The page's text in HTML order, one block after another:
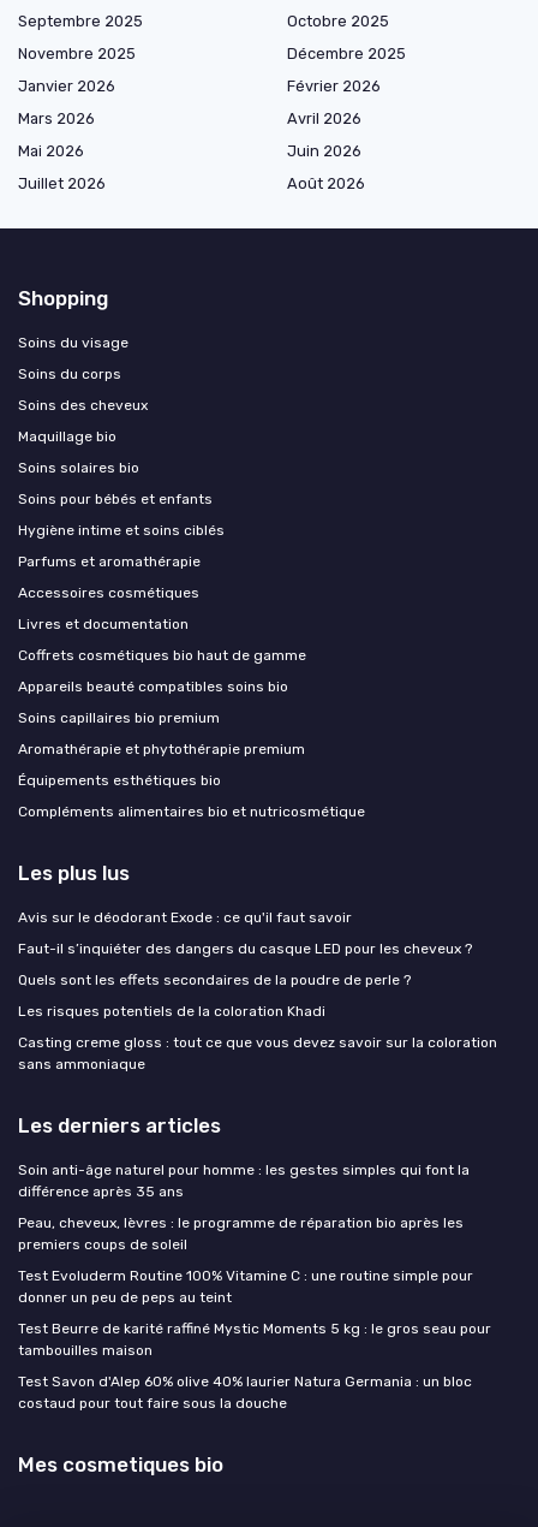
Septembre 2025
Octobre 2025
Novembre 2025
Décembre 2025
Janvier 2026
Février 2026
Mars 2026
Avril 2026
Mai 2026
Juin 2026
Juillet 2026
Août 2026
Shopping
Soins du visage
Soins du corps
Soins des cheveux
Maquillage bio
Soins solaires bio
Soins pour bébés et enfants
Hygiène intime et soins ciblés
Parfums et aromathérapie
Accessoires cosmétiques
Livres et documentation
Coffrets cosmétiques bio haut de gamme
Appareils beauté compatibles soins bio
Soins capillaires bio premium
Aromathérapie et phytothérapie premium
Équipements esthétiques bio
Compléments alimentaires bio et nutricosmétique
Les plus lus
Avis sur le déodorant Exode : ce qu'il faut savoir
Faut-il s’inquiéter des dangers du casque LED pour les cheveux ?
Quels sont les effets secondaires de la poudre de perle ?
Les risques potentiels de la coloration Khadi
Casting creme gloss : tout ce que vous devez savoir sur la coloration
sans ammoniaque
Les derniers articles
Soin anti-âge naturel pour homme : les gestes simples qui font la
différence après 35 ans
Peau, cheveux, lèvres : le programme de réparation bio après les
premiers coups de soleil
Test Evoluderm Routine 100% Vitamine C : une routine simple pour
donner un peu de peps au teint
Test Beurre de karité raffiné Mystic Moments 5 kg : le gros seau pour
tambouilles maison
Test Savon d'Alep 60% olive 40% laurier Natura Germania : un bloc
costaud pour tout faire sous la douche
Mes cosmetiques bio